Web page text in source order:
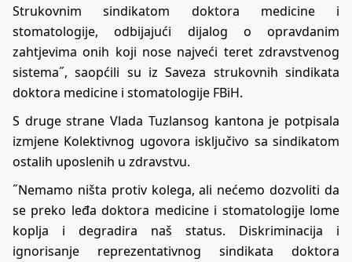
Strukovnim sindikatom doktora medicine i
stomatologije, odbijajući dijalog o opravdanim
zahtjevima onih koji nose najveći teret zdravstvenog
sistema˝, saopćili su iz Saveza strukovnih sindikata
doktora medicine i stomatologije FBiH.
S druge strane Vlada Tuzlansog kantona je potpisala
izmjene Kolektivnog ugovora isključivo sa sindikatom
ostalih uposlenih u zdravstvu.
˝Nemamo ništa protiv kolega, ali nećemo dozvoliti da
se preko leđa doktora medicine i stomatologije lome
koplja i degradira naš status. Diskriminacija i
ignorisanje reprezentativnog sindikata doktora